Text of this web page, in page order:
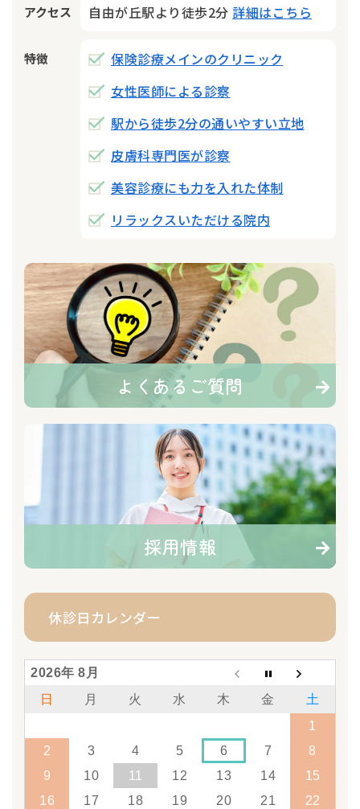
アクセス 自由が丘駅より徒歩2分 詳細はこちら
特徴
保険診療メインのクリニック
女性医師による診察
駅から徒歩2分の通いやすい立地
皮膚科専門医が診察
美容診療にも力を入れた体制
リラックスいただける院内
よくあるご質問
採用情報
休診日カレンダー
2026年 8月
日
月 火 水 木 金
土
1
2
3 4 5 6 7
8
9
10 11 12 13 14
15
16
17 18 19 20 21
22